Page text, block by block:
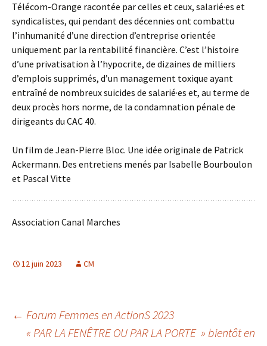
Télécom-Orange racontée par celles et ceux, salarié·es et
syndicalistes, qui pendant des décennies ont combattu
l’inhumanité d’une direction d’entreprise orientée
uniquement par la rentabilité financière. C’est l’histoire
d’une privatisation à l’hypocrite, de dizaines de milliers
d’emplois supprimés, d’un management toxique ayant
entraîné de nombreux suicides de salarié·es et, au terme de
deux procès hors norme, de la condamnation pénale de
dirigeants du CAC 40.
Un film de Jean-Pierre Bloc. Une idée originale de Patrick
Ackermann. Des entretiens menés par Isabelle Bourboulon
et Pascal Vitte
Association Canal Marches
12 juin 2023 CM
Navigation
← Forum Femmes en ActionS 2023
« PAR LA FENÊTRE OU PAR LA PORTE » bientôt en